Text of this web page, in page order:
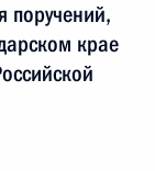
поручений,
крае